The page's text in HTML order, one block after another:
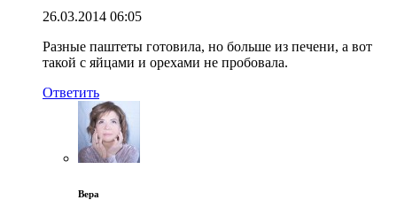
26.03.2014 06:05
Разные паштеты готовила, но больше из печени, а вот
такой с яйцами и орехами не пробовала.
Ответить
Вера